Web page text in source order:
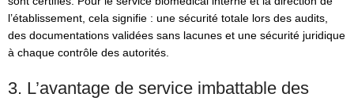
l’établissement, cela signifie : une sécurité totale lors des audits,
des documentations validées sans lacunes et une sécurité juridique
à chaque contrôle des autorités.
3. L’avantage de service imbattable des